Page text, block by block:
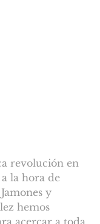
revolución en
la hora de
y
hemos
acercar a toda